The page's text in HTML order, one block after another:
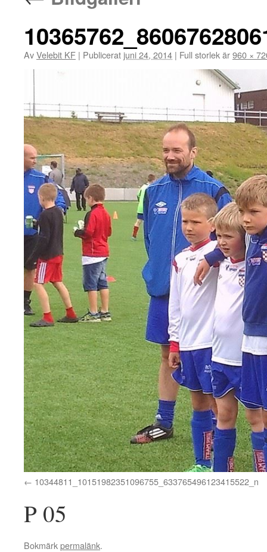
AvVelebit KF | Publicerat juni 24, 2014 | Full storlek är960 ×
10344811_10151982351096755_633765496123415522_n
P 05
Bokmärkpermalänk.